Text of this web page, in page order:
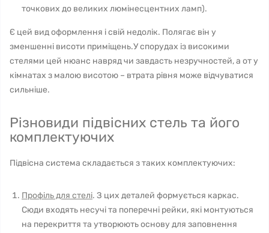
точкових до великих люмінесцентних ламп).
Є цей вид оформлення і свій недолік. Полягає він у
зменшенні висоти приміщень.У спорудах із високими
стелями цей нюанс навряд чи завдасть незручностей, а от у
кімнатах з малою висотою – втрата рівня може відчуватися
сильніше.
Різновиди підвісних стель та його
комплектуючих
Підвісна система складається з таких комплектуючих:
Профіль для стелі. З цих деталей формується каркас.
Сюди входять несучі та поперечні рейки, які монтуються
на перекриття та утворюють основу для заповнення